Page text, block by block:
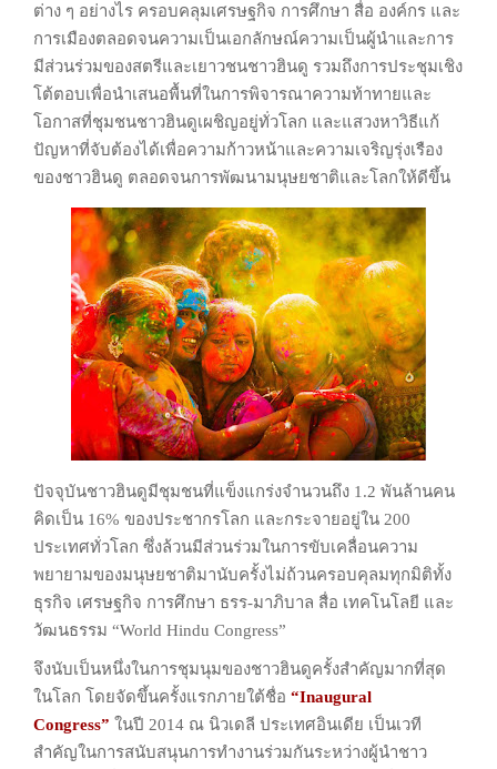
ต่าง ๆ อย่างไร ครอบคลุมเศรษฐกิจ การศึกษา สื่อ องค์กร และ
การเมืองตลอดจนความเป็นเอกลักษณ์ความเป็นผู้นำและการ
มีส่วนร่วมของสตรีและเยาวชนชาวฮินดู รวมถึงการประชุมเชิง
โต้ตอบเพื่อนำเสนอพื้นที่ในการพิจารณาความท้าทายและ
โอกาสที่ชุมชนชาวฮินดูเผชิญอยู่ทั่วโลก และแสวงหาวิธีแก้
ปัญหาที่จับต้องได้เพื่อความก้าวหน้าและความเจริญรุ่งเรือง
ของชาวฮินดู ตลอดจนการพัฒนามนุษยชาติและโลกให้ดีขึ้น
ปัจจุบันชาวฮินดูมีชุมชนที่แข็งแกร่งจำนวนถึง 1.2 พันล้านคน
คิดเป็น 16% ของประชากรโลก และกระจายอยู่ใน 200
ประเทศทั่วโลก ซึ่งล้วนมีส่วนร่วมในการขับเคลื่อนความ
พยายามของมนุษยชาติมานับครั้งไม่ถ้วนครอบคุลมทุกมิติทั้ง
ธุรกิจ เศรษฐกิจ การศึกษา ธรร-มาภิบาล สื่อ เทคโนโลยี และ
วัฒนธรรม “World Hindu Congress”
จึงนับเป็นหนึ่งในการชุมนุมของชาวฮินดูครั้งสำคัญมากที่สุด
ในโลก โดยจัดขึ้นครั้งแรกภายใต้ชื่อ “Inaugural
Congress” ในปี 2014 ณ นิวเดลี ประเทศอินเดีย เป็นเวที
สำคัญในการสนับสนุนการทำงานร่วมกันระหว่างผู้นำชาว